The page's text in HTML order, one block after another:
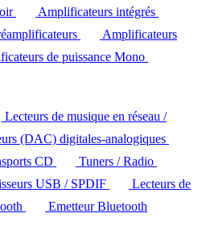
Amplificateurs intégrés
Amplificateurs
de puissance Mono
Lecteurs de musique en réseau /
(DAC) digitales-analogiques
CD
Tuners / Radio
USB / SPDIF
Lecteurs de
Emetteur Bluetooth